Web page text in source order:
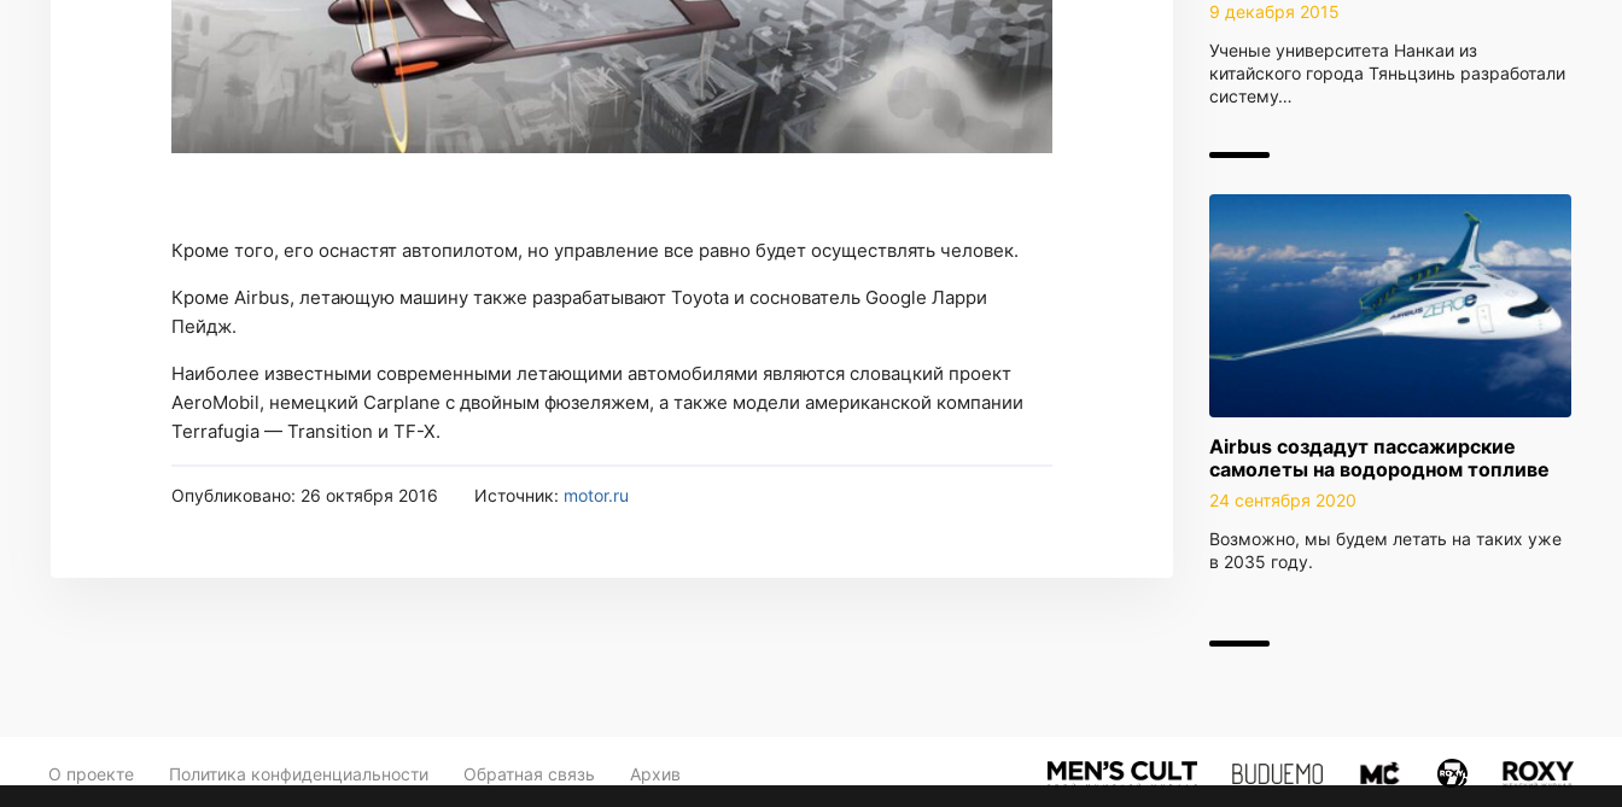
9 декабря 2015
Ученые университета Нанкаи из
китайского города Тяньцзинь разработали
систему…
Airbus создадут пассажирские
самолеты на водородном топливе
24 сентября 2020
Возможно, мы будем летать на таких уже
в 2035 году.
Кроме того, его оснастят автопилотом, но управление все равно будет осуществлять человек.
Кроме Airbus, летающую машину также разрабатывают Toyota и соснователь Google Ларри
Пейдж.
Наиболее известными современными летающими автомобилями являются словацкий проект
AeroMobil, немецкий Carplane с двойным фюзеляжем, а также модели американской компании
Terrafugia — Transition и TF-X.
Опубликовано: 26 октября 2016 Источник: motor.ru
О проекте Политика конфиденциальности Обратная связь Архив